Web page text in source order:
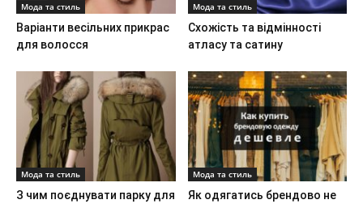
Мода та стиль
Варіанти весільних прикрас
для волосся
Мода та стиль
Схожість та відмінності
атласу та сатину
Мода та стиль
З чим поєднувати парку для
Мода та стиль
Як одягатись брендово не